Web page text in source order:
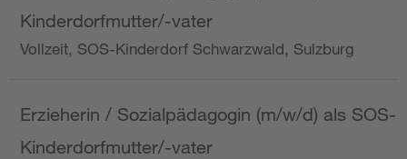
Kinderdorfmutter/-vater
Vollzeit, SOS-Kinderdorf Schwarzwald, Sulzburg
Erzieherin / Sozialpädagogin (m/w/d) als SOS-
Kinderdorfmutter/-vater